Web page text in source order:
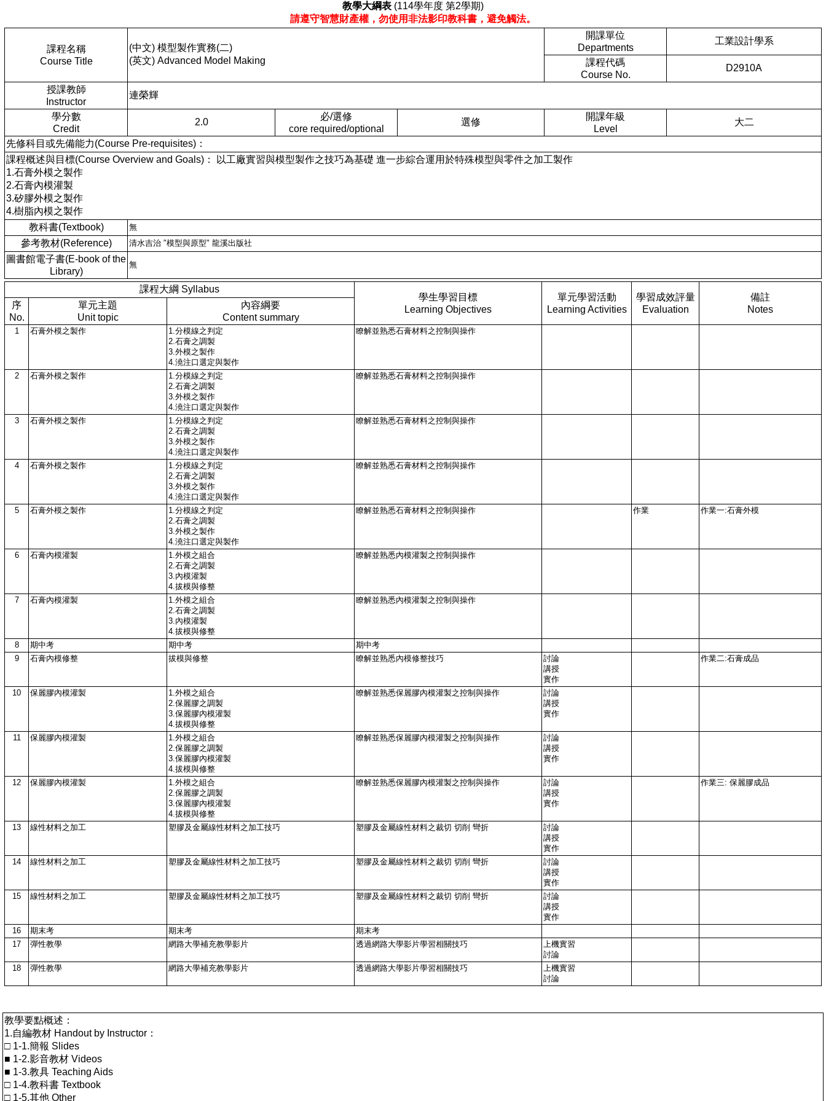
教學大綱表 (114學年度 第2學期)
請遵守智慧財產權，勿使用非法影印教科書，避免觸法。
課程名稱
Course Title
(中文) 模型製作實務(二)
(英文) Advanced Model Making
開課單位
Departments
工業設計學系
課程代碼
Course No.
D2910A
授課教師
Instructor
連榮輝
學分數
Credit
2.0
必/選修
core required/optional
選修
開課年級
Level
大二
先修科目或先備能力(Course Pre-requisites)：
課程概述與目標(Course Overview and Goals)： 以工廠實習與模型製作之技巧為基礎 進一步綜合運用於特殊模型與零件之加工製作
1.石膏外模之製作
2.石膏內模灌製
3.矽膠外模之製作
4.樹脂內模之製作
教科書(Textbook)
無
參考教材(Reference) 清水吉治 "模型與原型" 龍溪出版社
圖書館電子書(E-book of the
Library)
無
課程大綱 Syllabus
學生學習目標
Learning Objectives
單元學習活動
Learning Activities
學習成效評量
Evaluation
備註
Notes
序
No.
單元主題
Unit topic
內容綱要
Content summary
1 石膏外模之製作
1.分模線之判定
2.石膏之調製
3.外模之製作
4.澆注口選定與製作
瞭解並熟悉石膏材料之控制與操作
2 石膏外模之製作
1.分模線之判定
2.石膏之調製
3.外模之製作
4.澆注口選定與製作
瞭解並熟悉石膏材料之控制與操作
3 石膏外模之製作
1.分模線之判定
2.石膏之調製
3.外模之製作
4.澆注口選定與製作
瞭解並熟悉石膏材料之控制與操作
4 石膏外模之製作
1.分模線之判定
2.石膏之調製
3.外模之製作
4.澆注口選定與製作
瞭解並熟悉石膏材料之控制與操作
5 石膏外模之製作
1.分模線之判定
2.石膏之調製
3.外模之製作
4.澆注口選定與製作
瞭解並熟悉石膏材料之控制與操作 作業 作業一:石膏外模
6 石膏內模灌製
1.外模之組合
2.石膏之調製
3.內模灌製
4.拔模與修整
瞭解並熟悉內模灌製之控制與操作
7 石膏內模灌製
1.外模之組合
2.石膏之調製
3.內模灌製
4.拔模與修整
瞭解並熟悉內模灌製之控制與操作
8 期中考 期中考
期中考
9
石膏內模修整 拔模與修整 瞭解並熟悉內模修整技巧
討論
講授
實作
作業二:石膏成品
10 保麗膠內模灌製
1.外模之組合
2.保麗膠之調製
3.保麗膠內模灌製
4.拔模與修整
瞭解並熟悉保麗膠內模灌製之控制與操作
討論
講授
實作
11 保麗膠內模灌製
1.外模之組合
2.保麗膠之調製
3.保麗膠內模灌製
4.拔模與修整
瞭解並熟悉保麗膠內模灌製之控制與操作
討論
講授
實作
12 保麗膠內模灌製
1.外模之組合
2.保麗膠之調製
3.保麗膠內模灌製
4.拔模與修整
瞭解並熟悉保麗膠內模灌製之控制與操作
討論
講授
實作
作業三: 保麗膠成品
13 線性材料之加工 塑膠及金屬線性材料之加工技巧 塑膠及金屬線性材料之裁切 切削 彎折
討論
講授
實作
14
線性材料之加工 塑膠及金屬線性材料之加工技巧 塑膠及金屬線性材料之裁切 切削 彎折
討論
講授
實作
15
線性材料之加工 塑膠及金屬線性材料之加工技巧 塑膠及金屬線性材料之裁切 切削 彎折
討論
講授
實作
16
期末考 期末考
期末考
17
彈性教學 網路大學補充教學影片 透過網路大學影片學習相關技巧
上機實習
討論
18
彈性教學 網路大學補充教學影片 透過網路大學影片學習相關技巧
上機實習
討論
教學要點概述：
1.自編教材 Handout by Instructor：
□ 1-1.簡報 Slides
■ 1-2.影音教材 Videos
■ 1-3.教具 Teaching Aids
□ 1-4.教科書 Textbook
□ 1-5.其他 Other